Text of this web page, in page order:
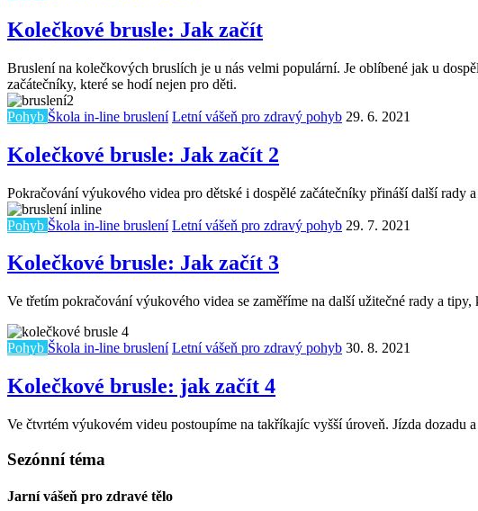
Kolečkové brusle: Jak začít
Bruslení na kolečkových bruslích je u nás velmi populární. Je oblíbené jak u
začátečníky, které se hodí nejen pro děti.
Pohyb Škola in-line bruslení Letní vášeň pro zdravý pohyb 29. 6. 2021
Kolečkové brusle: Jak začít 2
Pokračování výukového videa pro dětské i dospělé začátečníky přináší další
Pohyb Škola in-line bruslení Letní vášeň pro zdravý pohyb 29. 7. 2021
Kolečkové brusle: Jak začít 3
Ve třetím pokračování výukového videa se zaměříme na další užitečné rady a
Pohyb Škola in-line bruslení Letní vášeň pro zdravý pohyb 30. 8. 2021
Kolečkové brusle: jak začít 4
Ve čtvrtém výukovém videu postoupíme na takříkajíc vyšší úroveň. Jízda dozadu
Sezónní téma
Jarní vášeň pro zdravé tělo